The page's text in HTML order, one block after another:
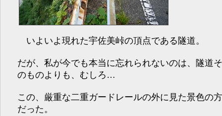
いよいよ現れた宇佐美峠の頂点である隧道。
だが、私が今でも本当に忘れられないのは、隧道
のものよりも、むしろ…
この、厳重な二重ガードレールの外に見た景色の
だった。